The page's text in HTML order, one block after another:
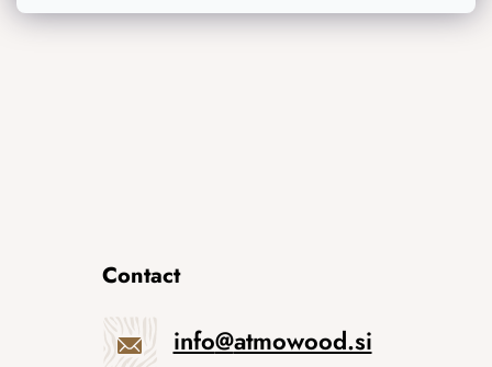
Contact
info@atmowood.si